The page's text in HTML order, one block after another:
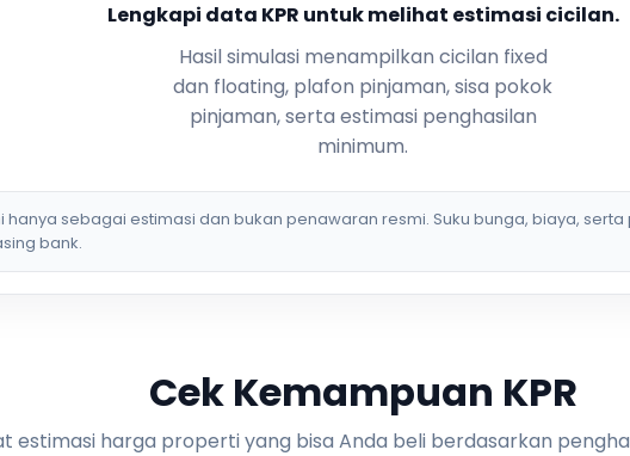
Lengkapi data KPR untuk melihat estimasi cicilan.
Hasil simulasi menampilkan cicilan fixed
dan floating, plafon pinjaman, sisa pokok
pinjaman, serta estimasi penghasilan
minimum.
hanya sebagai estimasi dan bukan penawaran resmi. Suku bunga, biaya,
bank.
Cek Kemampuan KPR
estimasi harga properti yang bisa Anda beli berdasarkan